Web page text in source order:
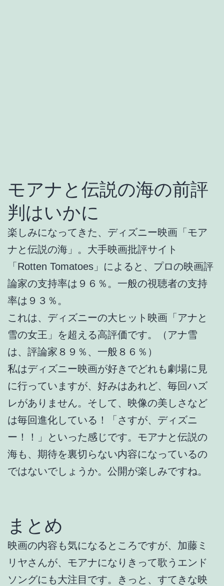
モアナと伝説の海の前評
判はいかに
楽しみになってきた、ディズニー映画「モア
ナと伝説の海」。大手映画批評サイト
「Rotten Tomatoes」によると、プロの映画評
論家の支持率は９６％。一般の視聴者の支持
率は９３％。
これは、ディズニーの大ヒット映画「アナと
雪の女王」を超える高評価です。（アナ雪
は、評論家８９％、一般８６％）
私はディズニー映画が好きでどれも劇場に見
に行っていますが、好みはあれど、毎回ハズ
レがありません。そして、映像の美しさなど
は毎回進化している！「さすが、ディズニ
ー！！」といった感じです。モアナと伝説の
海も、期待を裏切らない内容になっているの
ではないでしょうか。公開が楽しみですね。
まとめ
映画の内容も気になるところですが、加藤ミ
リヤさんが、モアナになりきって歌うエンド
ソングにも大注目です。きっと、すてきな映